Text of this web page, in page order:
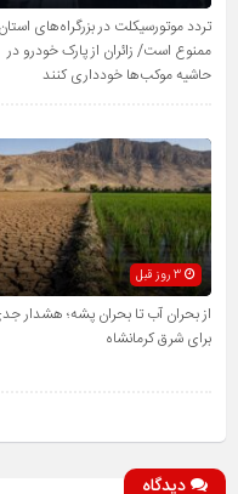
تردد موتورسیکلت در بزرگراه‌های استان
ممنوع است/ زائران از پارک خودرو در
حاشیه موکب‌ها خودداری کنند
3 روز قبل
از بحران آب تا بحران پشه؛ هشدار
برای شرق کرمانشاه
دیدگاه